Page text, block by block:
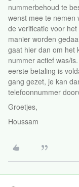
nummerbehoud te
wenst mee te nemen
de verificatie voor
manier worden
gaat hier dan om het
nummer actief was/
eerste betaling is
gang gezet, je kan
telefoonnummer
Groetjes,
Houssam